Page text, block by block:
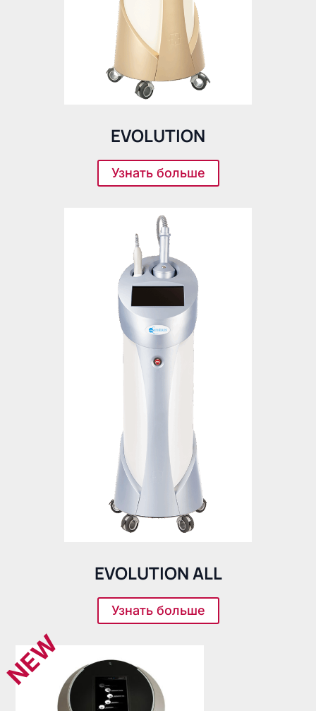
EVOLUTION
Узнать больше
EVOLUTION ALL
Узнать больше